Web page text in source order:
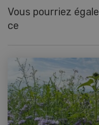
Vous pourriez
ce